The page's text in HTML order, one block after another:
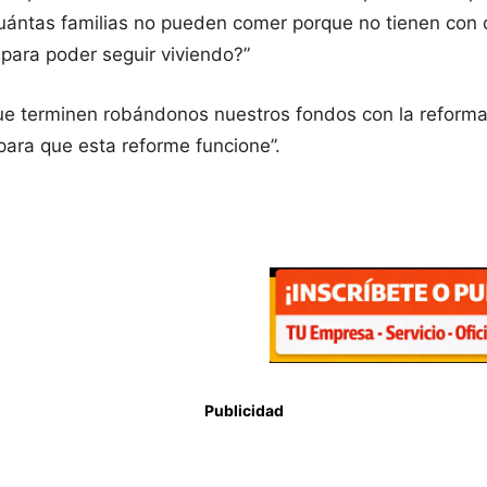
familias no pueden comer porque no tienen
poder seguir viviendo?”
terminen robándonos nuestros fondos con la
que esta reforme funcione”.
Publicidad